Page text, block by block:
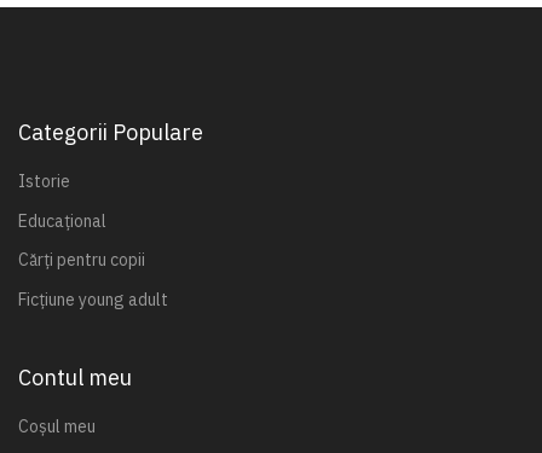
Categorii Populare
Istorie
Educațional
Cărți pentru copii
Ficțiune young adult
Contul meu
Coșul meu